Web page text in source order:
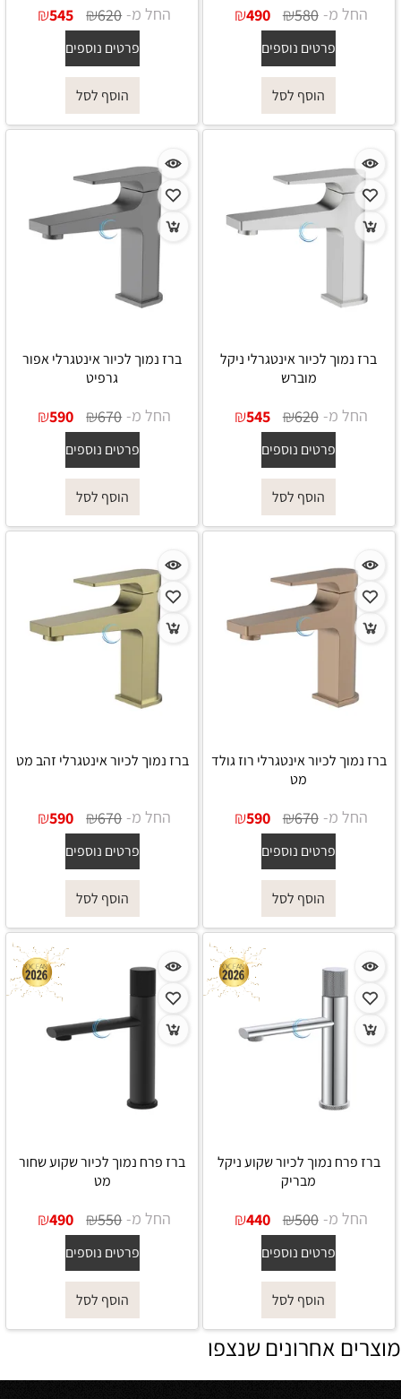
החל מ- ₪580
₪490
פרטים נוספים
הוסף לסל
החל מ- ₪620
₪545
פרטים נוספים
הוסף לסל
ברז נמוך לכיור אינטגרלי ניקל
מוברש
החל מ- ₪620
₪545
פרטים נוספים
הוסף לסל
ברז נמוך לכיור אינטגרלי אפור
גרפיט
החל מ- ₪670
₪590
פרטים נוספים
הוסף לסל
ברז נמוך לכיור אינטגרלי רוז גולד
מט
החל מ- ₪670
₪590
פרטים נוספים
הוסף לסל
ברז נמוך לכיור אינטגרלי זהב מט
החל מ- ₪670
₪590
פרטים נוספים
הוסף לסל
ברז פרח נמוך לכיור שקוע ניקל
מבריק
החל מ- ₪500
₪440
פרטים נוספים
הוסף לסל
ברז פרח נמוך לכיור שקוע שחור
מט
החל מ- ₪550
₪490
פרטים נוספים
הוסף לסל
מוצרים אחרונים שנצפו